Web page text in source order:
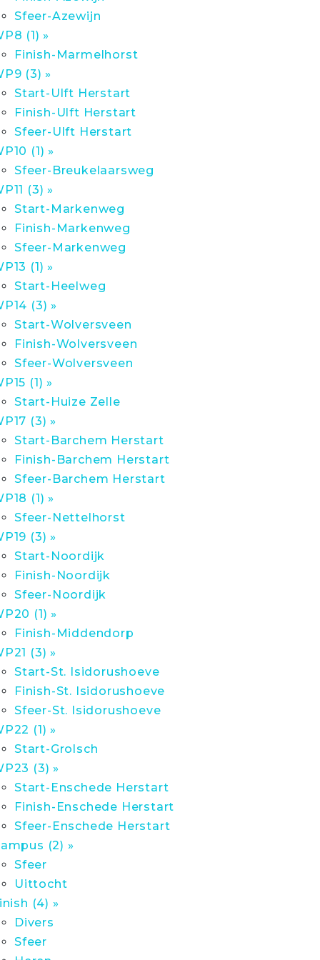
Sfeer-Azewijn
(1) »
Finish-Marmelhorst
(3) »
Start-Ulft Herstart
Finish-Ulft Herstart
Sfeer-Ulft Herstart
(1) »
Sfeer-Breukelaarsweg
(3) »
Start-Markenweg
Finish-Markenweg
Sfeer-Markenweg
(1) »
Start-Heelweg
(3) »
Start-Wolversveen
Finish-Wolversveen
Sfeer-Wolversveen
(1) »
Start-Huize Zelle
(3) »
Start-Barchem Herstart
Finish-Barchem Herstart
Sfeer-Barchem Herstart
(1) »
Sfeer-Nettelhorst
(3) »
Start-Noordijk
Finish-Noordijk
Sfeer-Noordijk
(1) »
Finish-Middendorp
(3) »
Start-St. Isidorushoeve
Finish-St. Isidorushoeve
Sfeer-St. Isidorushoeve
(1) »
Start-Grolsch
(3) »
Start-Enschede Herstart
Finish-Enschede Herstart
Sfeer-Enschede Herstart
(2) »
Sfeer
Uittocht
(4) »
Divers
Sfeer